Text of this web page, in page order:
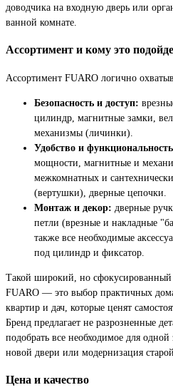
доводчика на входную дверь или
ванной комнате.
Ассортимент и кому это
Ассортимент FUARO логично
Безопасность и доступ:
цилиндр, магнитные замки,
механизмы (личинки).
Удобство и
мощности, магнитные и
межкомнатных и
(вертушки), дверные цепочки.
Монтаж и декор: дверные
петли (врезные и накладные
также все необходимые
под цилиндр и фиксатор.
Такой широкий, но сфокусированный
FUARO — это выбор практичных
квартир и дач, которые ценят
Бренд предлагает не разрозненные
подобрать все необходимое для
новой двери или модернизация старой.
Цена и качество